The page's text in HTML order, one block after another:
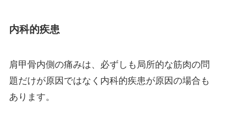
内科的疾患
肩甲骨内側の痛みは、必ずしも局所的な筋肉の問
題だけが原因ではなく内科的疾患が原因の場合も
あります。